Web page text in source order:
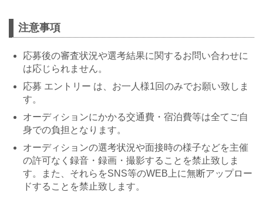
注意事項
応募後の審査状況や選考結果に関するお問い合わせに
は応じられません。
応募 エントリー は、お一人様1回のみでお願い致しま
す。
オーディションにかかる交通費・宿泊費等は全てご自
身での負担となります。
オーディションの選考状況や面接時の様子などを主催
の許可なく録音・録画・撮影することを禁止致しま
す。また、それらをSNS等のWEB上に無断アップロー
ドすることを禁止致します。